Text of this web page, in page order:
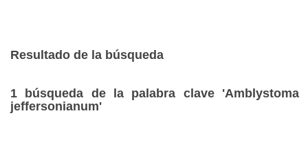
Resultado de la búsqueda
1 búsqueda de la palabra clave 'Amblystoma
jeffersonianum'